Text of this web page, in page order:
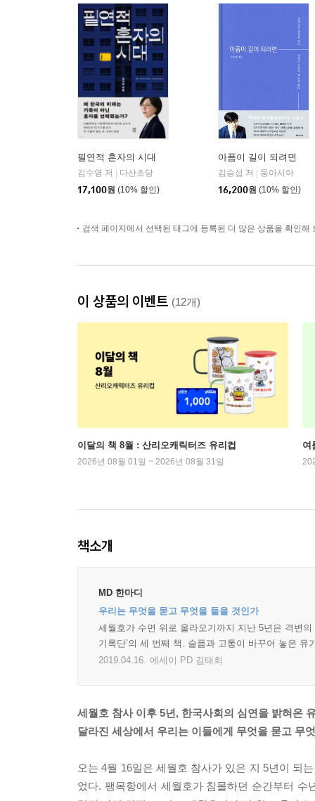
필연적 혼자의 시대
김수영 저
다산초당
17,100원 (10% 할인)
아픔이 길이 되려면
김승섭 저
동아시아
16,200원 (10% 할인)
검색 페이지에서 선택된 태그에 등록된 더 많은 상품을 확인해
이 상품의 이벤트 (12개)
이달의 책 8월 : 산리오캐릭터즈 유리컵
2026년 08월 01일 ~ 2026년 08월 31일
여
책소개
MD 한마디
우리는 무엇을 묻고 무엇을 들을 것인가
세월호가 수면 위로 올라오기까지 지난 5년은 격변
기록단’의 세 번째 책. 슬픔과 고통이 바꾸어 놓은
2019.04.16. 에세이 PD 김태희
세월호 참사 이후 5년, 한국사회의 심연을 밝혀온
달라진 세상에서 우리는 이들에게 무엇을 묻고 무
오는 4월 16일은 세월호 참사가 있은 지 5년이 되
었다. 팽목항에서 세월호가 침몰하던 순간부터 수